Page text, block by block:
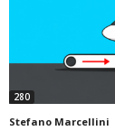
280
Stefano Marcellini